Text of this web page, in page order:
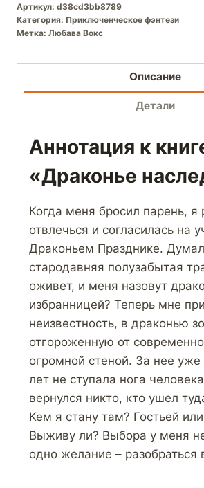
Артикул: d38cd3bb8789
Категория: Приключенческое фэнтези
Метка: Любава Вокс
Описание
Детали
Аннотация к
«Драконье
Когда меня бросил парень, я
отвлечься и согласилась на
Драконьем Празднике.
стародавняя полузабытая
оживет, и меня назовут
избранницей? Теперь мне
неизвестность, в драконью
отгороженную от
огромной стеной. За нее уже
лет не ступала нога
вернулся никто, кто ушел
Кем я стану там? Гостьей
Выживу ли? Выбора у меня
одно желание – разобраться